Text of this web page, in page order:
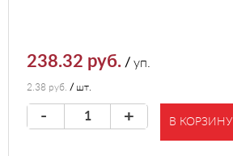
238.32 руб. /уп.
2.38 руб. / шт.
- + В КОРЗИНУ